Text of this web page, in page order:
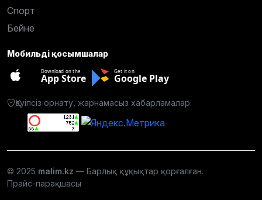
Спорт
Бейне
Мобильді қосымшалар
Download on the
App Store
Get it on
Google Play
Қауіпсіз орнату, жарнамасыз хабарламалар.
© 2025 malim.kz — Барлық құқықтар қорғалған.
Прайс-парақшасы